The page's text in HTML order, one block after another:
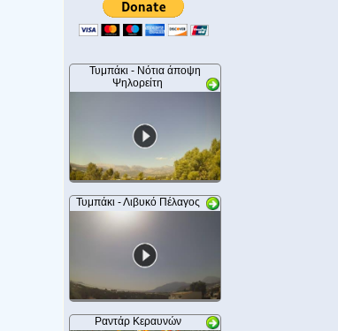
Τυμπάκι - Νότια άποψη
Ψηλορείτη
Τυμπάκι - Λιβυκό Πέλαγος
Ραντάρ Κεραυνών